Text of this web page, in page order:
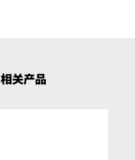
相关产品